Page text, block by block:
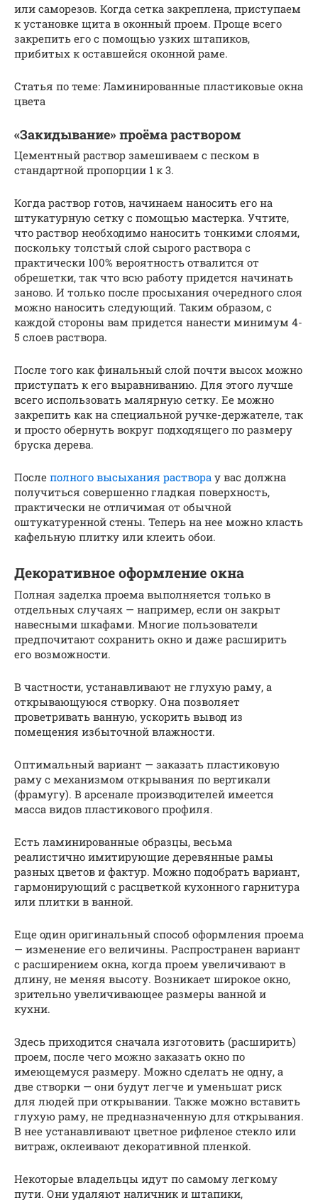
или саморезов. Когда сетка закреплена, приступаем
к установке щита в оконный проем. Проще всего
закрепить его с помощью узких штапиков,
прибитых к оставшейся оконной раме.
Статья по теме: Ламинированные пластиковые окна
цвета
«Закидывание» проёма раствором
Цементный раствор замешиваем с песком в
стандартной пропорции 1 к 3.
Когда раствор готов, начинаем наносить его на
штукатурную сетку с помощью мастерка. Учтите,
что раствор необходимо наносить тонкими слоями,
поскольку толстый слой сырого раствора с
практически 100% вероятность отвалится от
обрешетки, так что всю работу придется начинать
заново. И только после просыхания очередного слоя
можно наносить следующий. Таким образом, с
каждой стороны вам придется нанести минимум 4-
5 слоев раствора.
После того как финальный слой почти высох можно
приступать к его выравниванию. Для этого лучше
всего использовать малярную сетку. Ее можно
закрепить как на специальной ручке-держателе, так
и просто обернуть вокруг подходящего по размеру
бруска дерева.
После полного высыхания раствора у вас должна
получиться совершенно гладкая поверхность,
практически не отличимая от обычной
оштукатуренной стены. Теперь на нее можно класть
кафельную плитку или клеить обои.
Декоративное оформление окна
Полная заделка проема выполняется только в
отдельных случаях — например, если он закрыт
навесными шкафами. Многие пользователи
предпочитают сохранить окно и даже расширить
его возможности.
В частности, устанавливают не глухую раму, а
открывающуюся створку. Она позволяет
проветривать ванную, ускорить вывод из
помещения избыточной влажности.
Оптимальный вариант — заказать пластиковую
раму с механизмом открывания по вертикали
(фрамугу). В арсенале производителей имеется
масса видов пластикового профиля.
Есть ламинированные образцы, весьма
реалистично имитирующие деревянные рамы
разных цветов и фактур. Можно подобрать вариант,
гармонирующий с расцветкой кухонного гарнитура
или плитки в ванной.
Еще один оригинальный способ оформления проема
— изменение его величины. Распространен вариант
с расширением окна, когда проем увеличивают в
длину, не меняя высоту. Возникает широкое окно,
зрительно увеличивающее размеры ванной и
кухни.
Здесь приходится сначала изготовить (расширить)
проем, после чего можно заказать окно по
имеющемуся размеру. Можно сделать не одну, а
две створки — они будут легче и уменьшат риск
для людей при открывании. Также можно вставить
глухую раму, не предназначенную для открывания.
В нее устанавливают цветное рифленое стекло или
витраж, оклеивают декоративной пленкой.
Некоторые владельцы идут по самому легкому
пути. Они удаляют наличник и штапики,